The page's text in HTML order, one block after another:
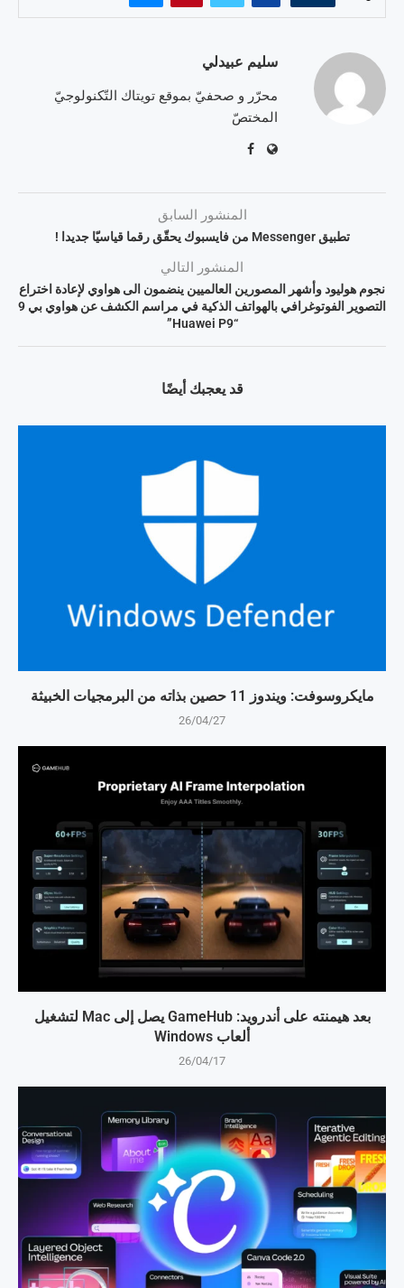
سليم عبيدلي
محرّر و صحفيّ بموقع تويتاك التّكنولوجيّ
المختصّ
المنشور السابق
تطبيق Messenger من فايسبوك يحقّق رقما قياسيّا جديدا !
المنشور التالي
نجوم هوليود وأشهر المصورين العالميين ينضمون الى هواوي لإعادة اختراع
التصوير الفوتوغرافي بالهواتف الذكية في مراسم الكشف عن هواوي بي 9
“Huawei P9”
قد يعجبك أيضًا
مايكروسوفت: ويندوز 11 حصين بذاته من البرمجيات الخبيثة
26/04/27
بعد هيمنته على أندرويد: GameHub يصل إلى Mac لتشغيل
ألعاب Windows
26/04/17